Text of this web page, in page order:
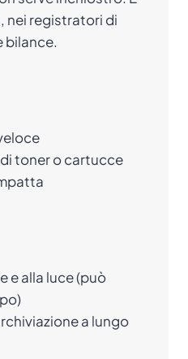
nei registratori di
bilance.
toner o cartucce
e alla luce (può
a lungo